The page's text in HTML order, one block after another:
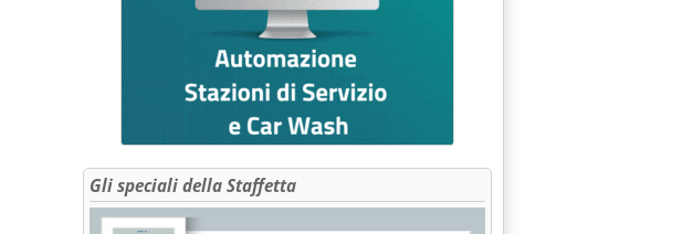
Gli speciali della Staffetta